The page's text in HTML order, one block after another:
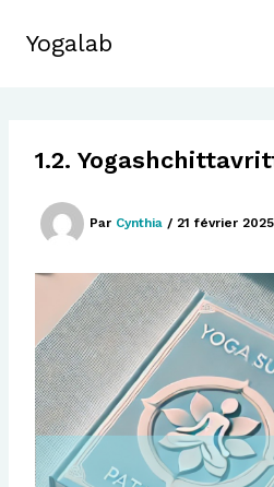
contenu
Yogalab
1.2.
Par Cynthia / 21 février 2025